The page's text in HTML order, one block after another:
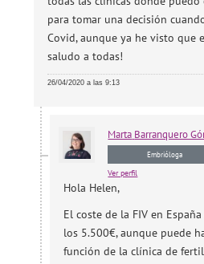
para tomar una decisión
Covid, aunque ya he visto que
saludo a todas!
26/04/2020 a las 9:13
Marta Barranquero
Embrióloga
Ver perfil
Hola Helen,
El coste de la FIV en
los 5.500€, aunque puede
función de la clínica de